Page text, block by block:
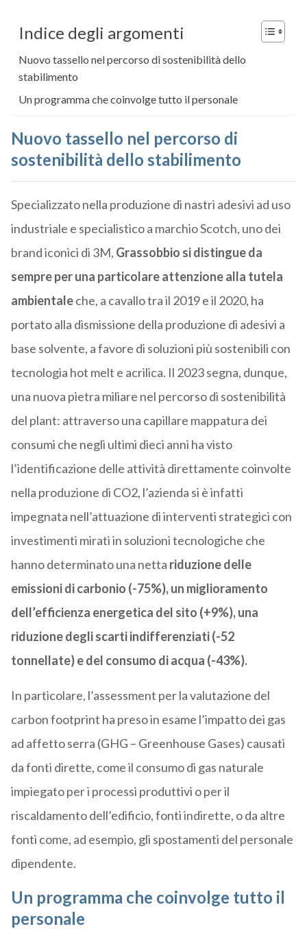
Indice degli argomenti
Nuovo tassello nel percorso di sostenibilità dello
stabilimento
Un programma che coinvolge tutto il personale
Nuovo tassello nel percorso di
sostenibilità dello stabilimento
Specializzato nella produzione di nastri adesivi ad uso
industriale e specialistico a marchio Scotch, uno dei
brand iconici di 3M, Grassobbio si distingue da
sempre per una particolare attenzione alla tutela
ambientaleche, a cavallo tra il 2019 e il 2020, ha
portato alla dismissione della produzione di adesivi a
base solvente, a favore di soluzioni più sostenibili con
tecnologia hot melt e acrilica. Il 2023 segna, dunque,
una nuova pietra miliare nel percorso di sostenibilità
del plant: attraverso una capillare mappatura dei
consumi che negli ultimi dieci anni ha visto
l’identificazione delle attività direttamente coinvolte
nella produzione di CO2, l’azienda si è infatti
impegnata nell’attuazione di interventi strategici con
investimenti mirati in soluzioni tecnologiche che
hanno determinato una netta riduzione delle
emissioni di carbonio (-75%), un miglioramento
dell’efficienza energetica del sito (+9%), una
riduzione degli scarti indifferenziati (-52
tonnellate) e del consumo di acqua (-43%).
In particolare, l’assessment per la valutazione del
carbon footprint ha preso in esame l’impatto dei gas
ad affetto serra (GHG – Greenhouse Gases) causati
da fonti dirette, come il consumo di gas naturale
impiegato per i processi produttivi o per il
riscaldamento dell’edificio, fonti indirette, o da altre
fonti come, ad esempio, gli spostamenti del personale
dipendente.
Un programma che coinvolge tutto il
personale